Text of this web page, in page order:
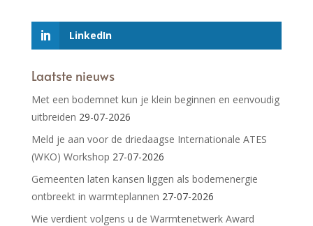
LinkedIn
Laatste nieuws
Met een bodemnet kun je klein beginnen en eenvoudig
uitbreiden 29-07-2026
Meld je aan voor de driedaagse Internationale ATES
(WKO) Workshop 27-07-2026
Gemeenten laten kansen liggen als bodemenergie
ontbreekt in warmteplannen 27-07-2026
Wie verdient volgens u de Warmtenetwerk Award